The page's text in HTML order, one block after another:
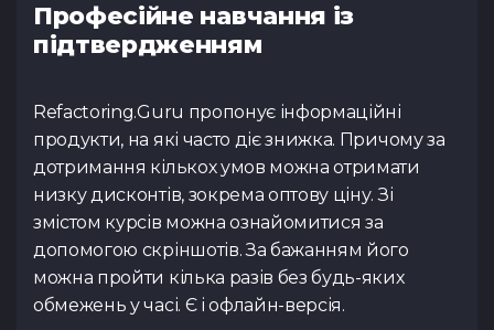
Професійне навчання із
підтвердженням
Refactoring.Guru пропонує інформаційні
продукти, на які часто діє знижка. Причому за
дотримання кількох умов можна отримати
низку дисконтів, зокрема оптову ціну. Зі
змістом курсів можна ознайомитися за
допомогою скріншотів. За бажанням його
можна пройти кілька разів без будь-яких
обмежень у часі. Є і офлайн-версія.